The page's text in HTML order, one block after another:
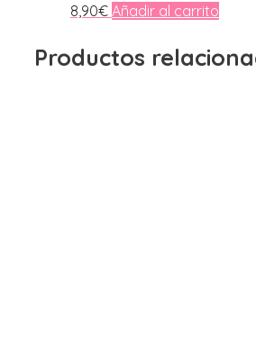
8,90€ Añadir al carrito
Productos